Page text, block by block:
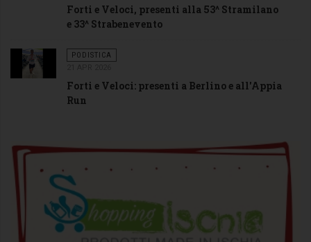
Forti e Veloci, presenti alla 53^ Stramilano
e 33^ Strabenevento
PODISTICA
Forti e Veloci: presenti a Berlino e all'Appia
Run